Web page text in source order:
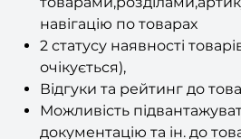
і зручна система пошуку
навігацію по товарах
2 статусу наявності
очікується),
Відгуки та рейтинг до